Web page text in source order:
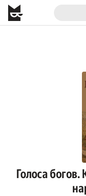
Голоса